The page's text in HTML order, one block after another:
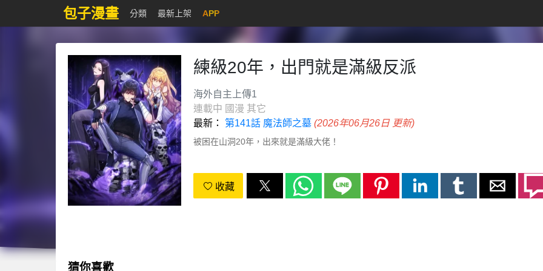
包子漫畫 分類 最新上架 APP
練級20年，出門就是滿級反派
海外自主上傳1
連載中 國漫 其它
最新： 第141話 魔法師之墓 (2026年06月26日 更新)
被困在山洞20年，出來就是滿級大佬！
收藏
猜你喜歡